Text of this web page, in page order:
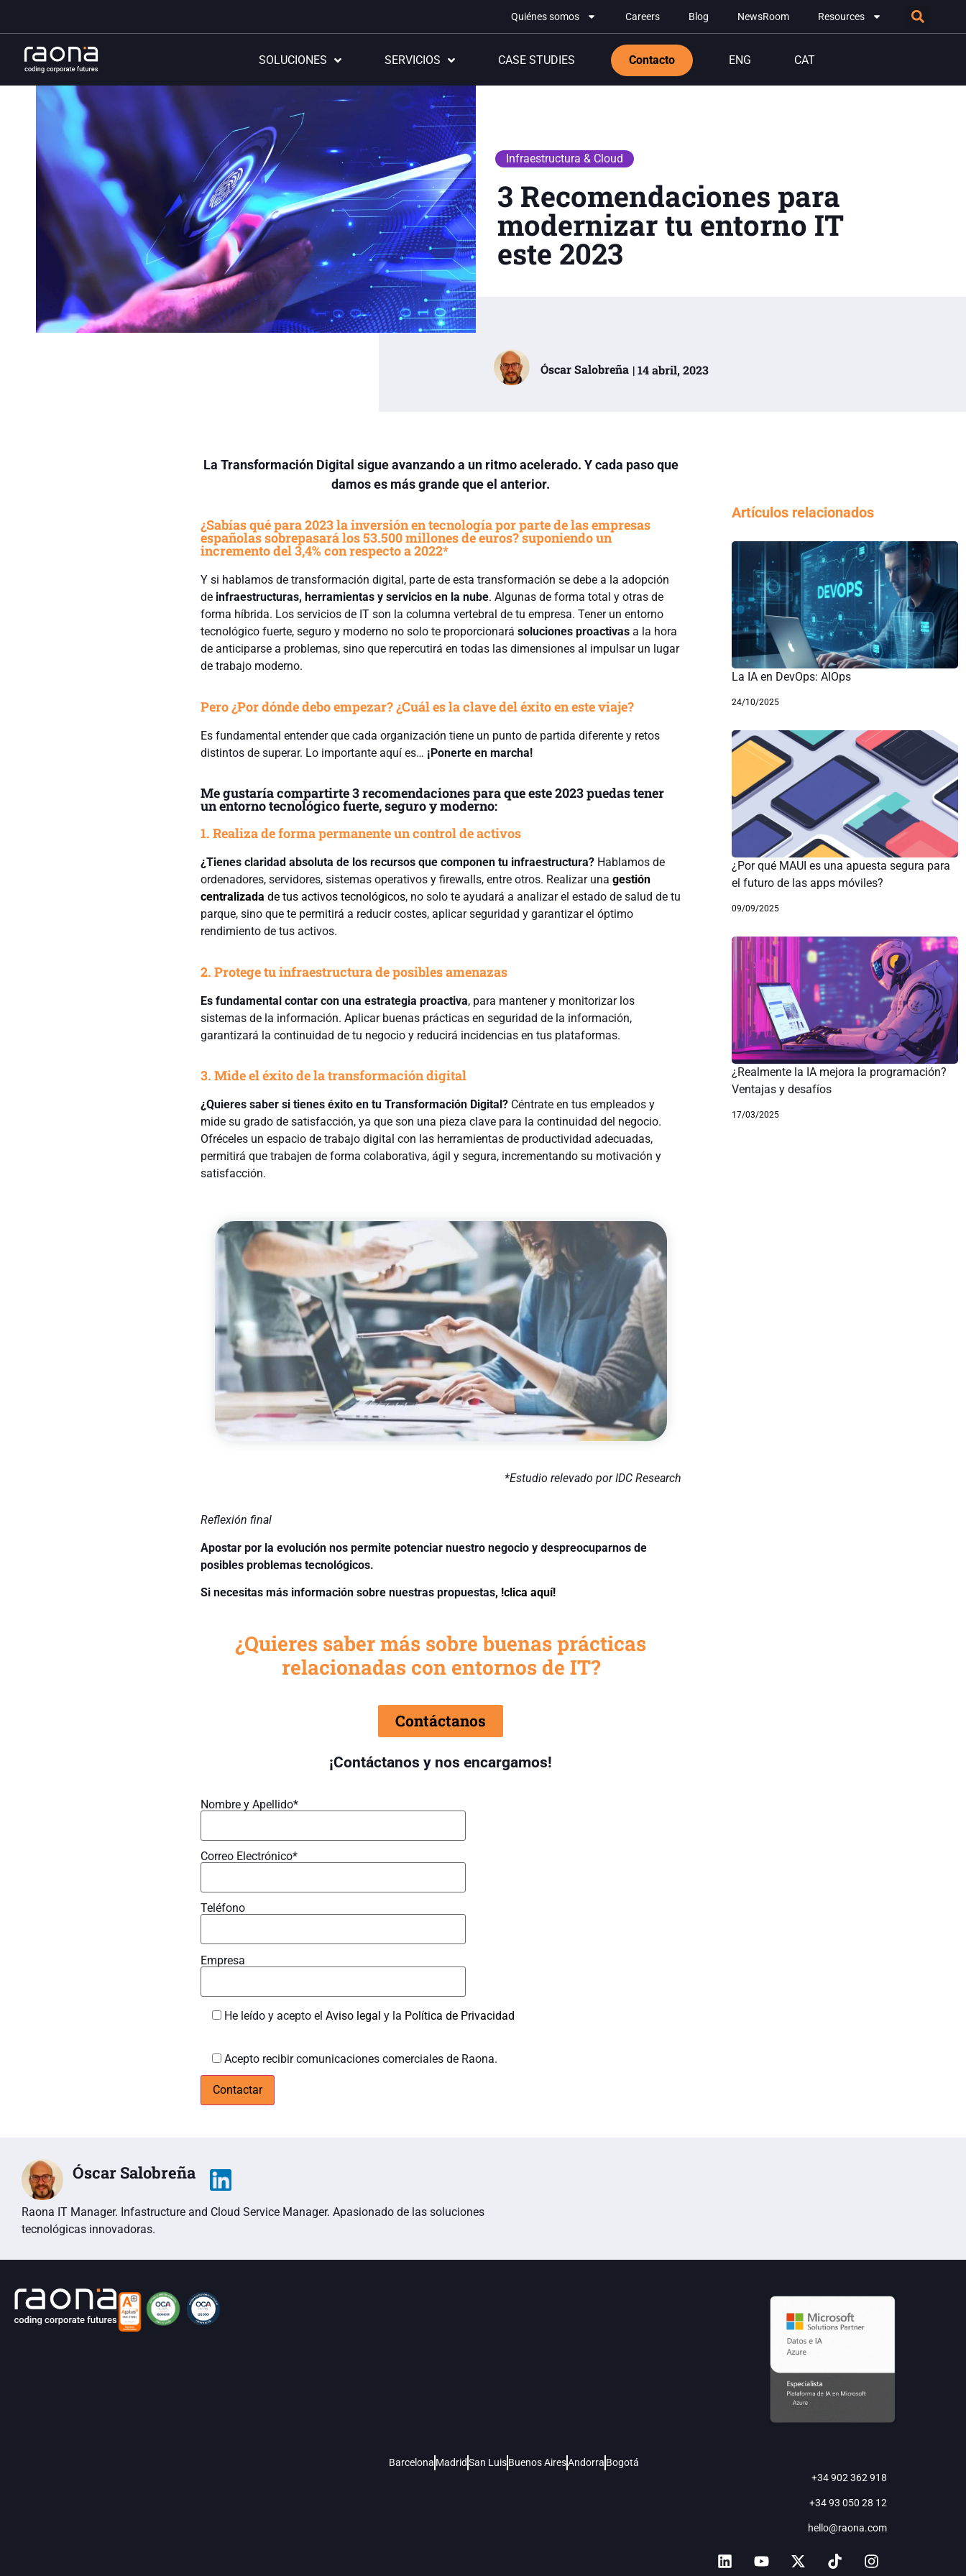
Quiénes somos Careers Blog NewsRoom Resources
SOLUCIONES SERVICIOS CASE STUDIES Contacto ENG CAT
Infraestructura & Cloud
3 Recomendaciones para
modernizar tu entorno IT
este 2023
Óscar Salobreña | 14 abril, 2023
La Transformación Digital sigue avanzando a un ritmo acelerado. Y cada paso que
damos es más grande que el anterior.
¿Sabías qué para 2023 la inversión en tecnología por parte de las empresas
españolas sobrepasará los 53.500 millones de euros? suponiendo un
incremento del 3,4% con respecto a 2022*
Y si hablamos de transformación digital, parte de esta transformación se debe a la adopción
de infraestructuras, herramientas y servicios en la nube. Algunas de forma total y otras de
forma híbrida. Los servicios de IT son la columna vertebral de tu empresa. Tener un entorno
tecnológico fuerte, seguro y moderno no solo te proporcionará soluciones proactivasa la hora
de anticiparse a problemas, sino que repercutirá en todas las dimensiones al impulsar un lugar
de trabajo moderno.
Pero ¿Por dónde debo empezar? ¿Cuál es la clave del éxito en este viaje?
Es fundamental entender que cada organización tiene un punto de partida diferente y retos
distintos de superar. Lo importante aquí es… ¡Ponerte en marcha!
Me gustaría compartirte 3 recomendaciones para que este 2023 puedas tener
un entorno tecnológico fuerte, seguro y moderno:
1. Realiza de forma permanente un control de activos
¿Tienes claridad absoluta de los recursos que componen tu infraestructura?Hablamos de
ordenadores, servidores, sistemas operativos y firewalls, entre otros. Realizar una gestión
centralizada de tus activos tecnológicos, no solo te ayudará a analizar el estado de salud de tu
parque, sino que te permitirá a reducir costes, aplicar seguridad y garantizar el óptimo
rendimiento de tus activos.
2. Protege tu infraestructura de posibles amenazas
Es fundamental contar con una estrategia proactiva, para mantener y monitorizar los
sistemas de la información. Aplicar buenas prácticas en seguridad de la información,
garantizará la continuidad de tu negocio y reducirá incidencias en tus plataformas.
3. Mide el éxito de la transformación digital
¿Quieres saber si tienes éxito en tu Transformación Digital?Céntrate en tus empleados y
mide su grado de satisfacción, ya que son una pieza clave para la continuidad del negocio.
Ofréceles un espacio de trabajo digital con las herramientas de productividad adecuadas,
permitirá que trabajen de forma colaborativa, ágil y segura, incrementando su motivación y
satisfacción.
*Estudio relevado por IDC Research
Reflexión final
Apostar por la evolución nos permite potenciar nuestro negocio y despreocuparnos de
posibles problemas tecnológicos.
Si necesitas más información sobre nuestras propuestas, !clica aquí!
¿Quieres saber más sobre buenas prácticas
relacionadas con entornos de IT?
Contáctanos
¡Contáctanos y nos encargamos!
Nombre y Apellido*
Correo Electrónico*
Teléfono
Empresa
He leído y acepto el Aviso legal y la Política de Privacidad
Acepto recibir comunicaciones comerciales de Raona.
Artículos relacionados
La IA en DevOps: AIOps
24/10/2025
¿Por qué MAUI es una apuesta segura para
el futuro de las apps móviles?
09/09/2025
¿Realmente la IA mejora la programación?
Ventajas y desafíos
17/03/2025
Óscar Salobreña
Raona IT Manager. Infastructure and Cloud Service Manager. Apasionado de las soluciones
tecnológicas innovadoras.
Barcelona MadridSan Luis Buenos AiresAndorra Bogotá
+34 902 362 918
+34 93 050 28 12
hello@raona.com